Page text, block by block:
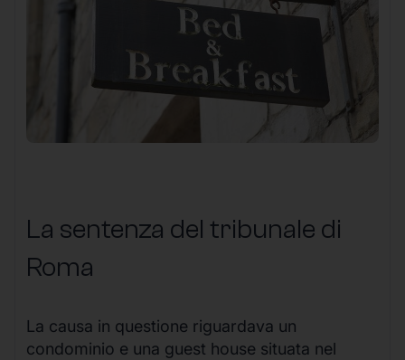
La sentenza del tribunale di
Roma
La causa in questione riguardava un
condominio e una guest house situata nel